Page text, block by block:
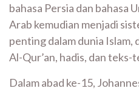
bahasa Persia dan bahasa
Arab kemudian menjadi
penting dalam dunia Islam,
Al-Qur’an, hadis, dan teks-
Dalam abad ke-15,